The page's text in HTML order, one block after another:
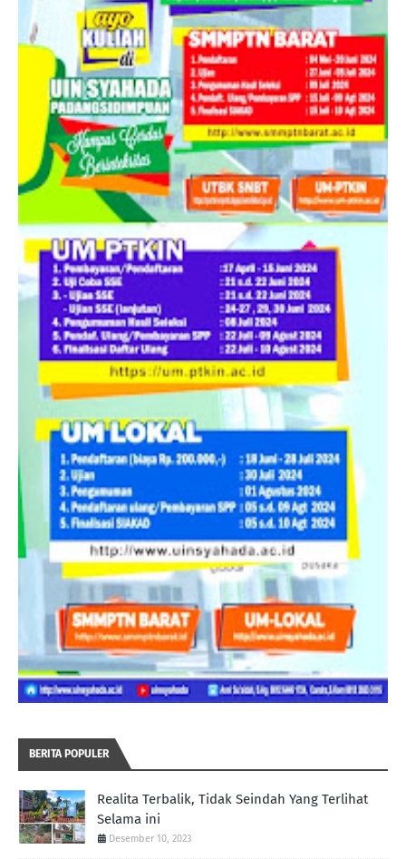
BERITA POPULER
Realita Terbalik, Tidak Seindah Yang Terlihat
Selama ini
Desember 10, 2023